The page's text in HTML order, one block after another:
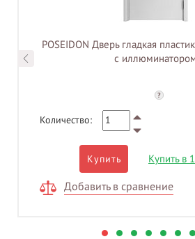
POSEIDON Дверь гладкая
с
?
Количество:
Купить Купить в
Добавить в сравнение